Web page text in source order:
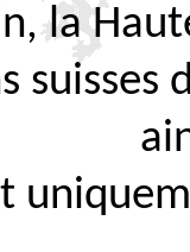
la
suisses